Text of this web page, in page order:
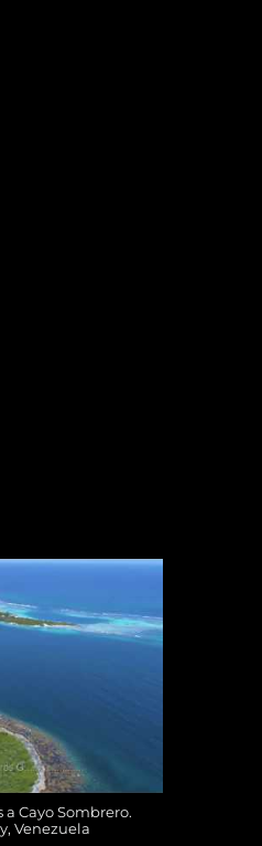
a Cayo Sombrero.
Venezuela